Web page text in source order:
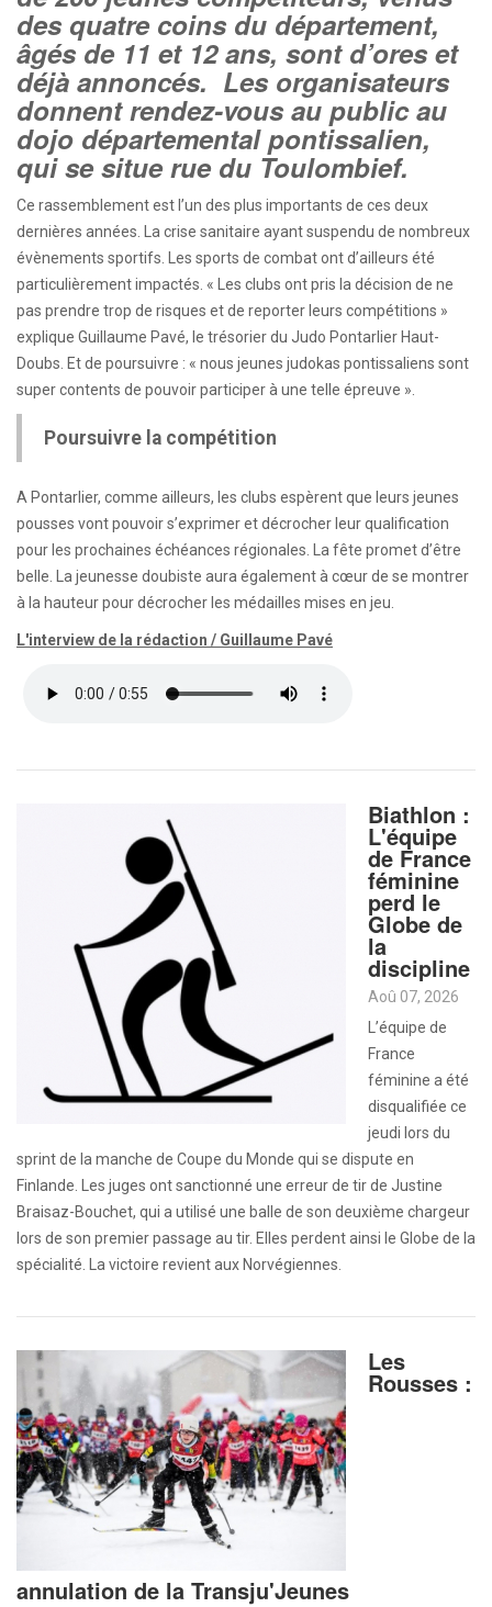
des quatre coins du département,
âgés de 11 et 12 ans, sont d’ores et
déjà annoncés. Les organisateurs
donnent rendez-vous au public au
dojo départemental pontissalien,
qui se situe rue du Toulombief.
Ce rassemblement est l’un des plus importants de ces deux
dernières années. La crise sanitaire ayant suspendu de nombreux
évènements sportifs. Les sports de combat ont d’ailleurs été
particulièrement impactés. « Les clubs ont pris la décision de ne
pas prendre trop de risques et de reporter leurs compétitions »
explique Guillaume Pavé, le trésorier du Judo Pontarlier Haut-
Doubs. Et de poursuivre : « nous jeunes judokas pontissaliens sont
super contents de pouvoir participer à une telle épreuve ».
Poursuivre la compétition
A Pontarlier, comme ailleurs, les clubs espèrent que leurs jeunes
pousses vont pouvoir s’exprimer et décrocher leur qualification
pour les prochaines échéances régionales. La fête promet d’être
belle. La jeunesse doubiste aura également à cœur de se montrer
à la hauteur pour décrocher les médailles mises en jeu.
L'interview de la rédaction / Guillaume Pavé
Biathlon :
L'équipe
de France
féminine
perd le
Globe de
la
discipline
Aoû 07, 2026
L’équipe de
France
féminine a été
disqualifiée ce
jeudi lors du
sprint de la manche de Coupe du Monde qui se dispute en
Finlande. Les juges ont sanctionné une erreur de tir de Justine
Braisaz-Bouchet, qui a utilisé une balle de son deuxième chargeur
lors de son premier passage au tir. Elles perdent ainsi le Globe de la
spécialité. La victoire revient aux Norvégiennes.
Les
Rousses :
annulation de la Transju'Jeunes